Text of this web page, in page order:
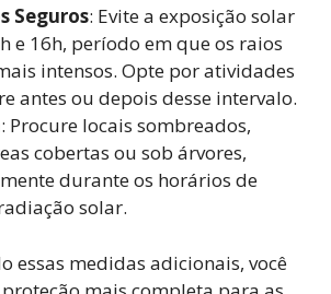
Seguros: Evite a exposição solar
e 16h, período em que os raios
intensos. Opte por atividades
antes ou depois desse intervalo.
: Procure locais sombreados,
cobertas ou sob árvores,
durante os horários de
solar.
essas medidas adicionais, você